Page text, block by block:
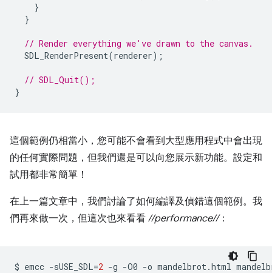
}
}
// Render everything we've drawn to the canvas.
SDL_RenderPresent(renderer);
// SDL_Quit();
}
這個範例仍相當小，您可能不會看到大型應用程式中會出現
的任何實際問題，但我們還是可以向您展示新功能。設定和
試用都非常簡單！
在上一篇文章中，我們討論了如何編譯及偵錯這個範例。我
們再來做一次，但這次也來看看 //performance//：
$ emcc -sUSE_SDL=2 -g -O0 -o mandelbrot.html